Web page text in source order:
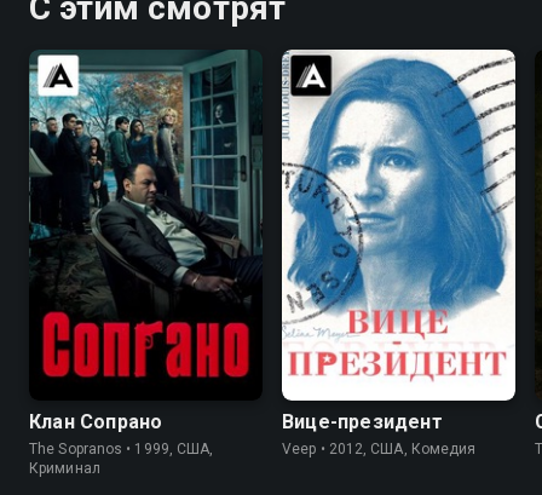
С этим смотрят
8.9
Клан Сопрано
The Sopranos • 1999, США,
Криминал
7.5 8.4
Вице-президент
Veep • 2012, США, Комедия